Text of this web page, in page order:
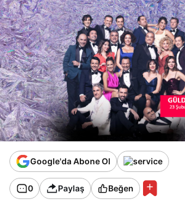
Google'da Abone Ol
0 Paylaş Beğen